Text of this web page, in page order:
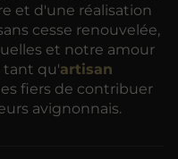
et d'une réalisation
cesse renouvelée,
et notre amour
tant qu'artisan
fiers de contribuer
avignonnais.